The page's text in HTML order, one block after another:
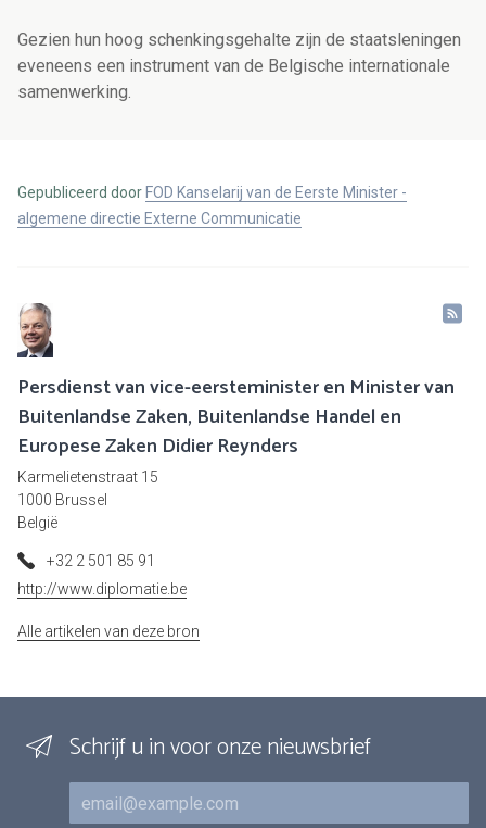
Gezien hun hoog schenkingsgehalte zijn de staatsleningen
eveneens een instrument van de Belgische internationale
samenwerking.
Gepubliceerd door FOD Kanselarij van de Eerste Minister -
algemene directie Externe Communicatie
Persdienst van vice-eersteminister en Minister van
Buitenlandse Zaken, Buitenlandse Handel en
Europese Zaken Didier Reynders
Karmelietenstraat 15
1000 Brussel
België
+32 2 501 85 91
http://www.diplomatie.be
Alle artikelen van deze bron
Schrijf u in voor onze nieuwsbrief
E-mail